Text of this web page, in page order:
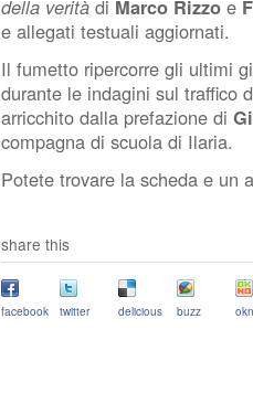
della verità di Marco Rizzo e
e allegati testuali aggiornati.
Il fumetto ripercorre gli ultimi
durante le indagini sul traffico
arricchito dalla prefazione di
compagna di scuola di Ilaria.
Potete trovare la scheda e un
share this
facebook twitter delicious buzz